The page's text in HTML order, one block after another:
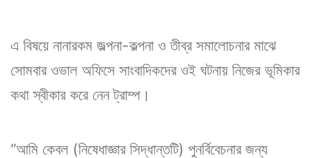
এ বিষয়ে নানারকম জল্পনা-কল্পনা ও তীব্র সমালোচনার মাঝে
সোমবার ওভাল অফিসে সাংবাদিকদের ওই ঘটনায় নিজের ভূমিকার
কথা স্বীকার করে নেন ট্রাম্প।
“আমি কেবল (নিষেধাজ্ঞার সিদ্ধান্তটি) পুনর্বিবেচনার জন্য